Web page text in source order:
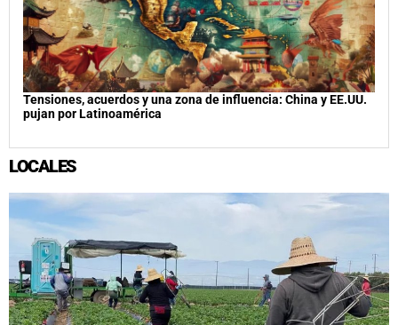
Tensiones, acuerdos y una zona de influencia: China y EE.UU.
pujan por Latinoamérica
LOCALES